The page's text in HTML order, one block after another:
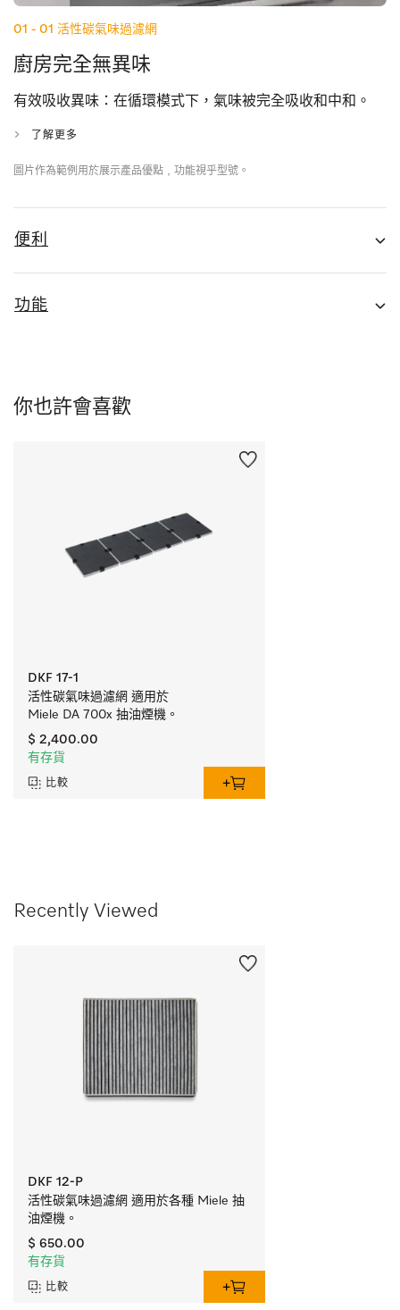
01 - 01 活性碳氣味過濾網
廚房完全無異味
有效吸收異味：在循環模式下，氣味被完全吸收和中和。
了解更多
圖片作為範例用於展示產品優點﹐功能視乎型號。
便利
功能
你也許會喜歡
DKF 17-1
活性碳氣味過濾網 適用於
Miele DA 700x 抽油煙機。
$ 2,400.00
有存貨
比較
Recently Viewed
DKF 12-P
活性碳氣味過濾網 適用於各種 Miele 抽
油煙機。
$ 650.00
有存貨
比較